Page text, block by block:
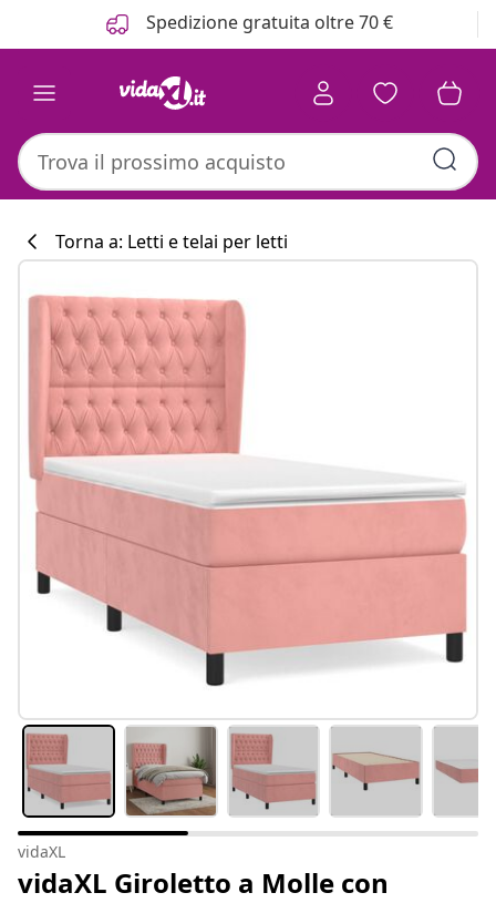
Spedizione gratuita oltre 70 €
Torna a: Letti e telai per letti
vidaXL
vidaXL Giroletto a Molle con